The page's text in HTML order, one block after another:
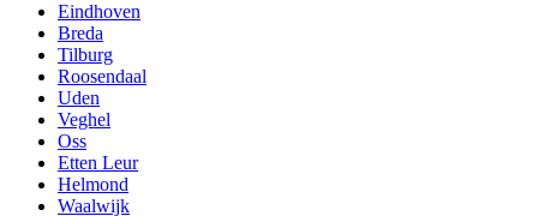
Eindhoven
Breda
Tilburg
Roosendaal
Uden
Veghel
Oss
Etten Leur
Helmond
Waalwijk